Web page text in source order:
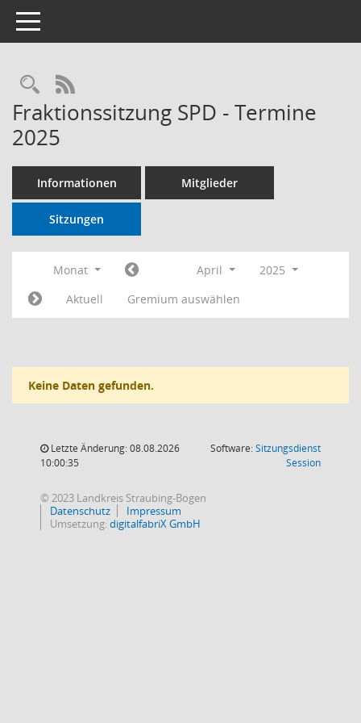
Toggle navigation
RSS-Feed
Fraktionssitzung SPD - Termine
2025
Informationen Mitglieder
Sitzungen
Monat April
2025
Aktuell
Gremium auswählen
Keine Daten gefunden.
Letzte Änderung: 08.08.2026
10:00:35
Software:Sitzungsdienst
Session(Wird in
© 2023 Landkreis Straubing-Bogen
Datenschutz
Impressum
Umsetzung:digitalfabriX GmbH